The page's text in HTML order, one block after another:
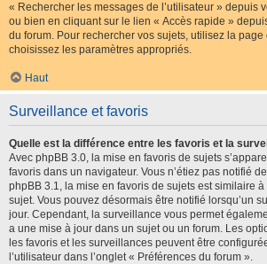
« Rechercher les messages de l’utilisateur » depuis
ou bien en cliquant sur le lien « Accès rapide »
du forum. Pour rechercher vos sujets, utilisez la
choisissez les paramètres appropriés.
Haut
Surveillance et favoris
Quelle est la différence entre les favoris et la
Avec phpBB 3.0, la mise en favoris de sujets
favoris dans un navigateur. Vous n’étiez pas notifié
phpBB 3.1, la mise en favoris de sujets est similaire à
sujet. Vous pouvez désormais être notifié lorsqu’un
jour. Cependant, la surveillance vous permet
a une mise à jour dans un sujet ou un forum. Les
les favoris et les surveillances peuvent être
l’utilisateur dans l’onglet « Préférences du forum ».